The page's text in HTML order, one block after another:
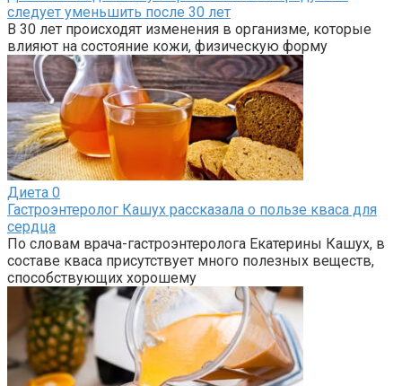
следует уменьшить после 30 лет
В 30 лет происходят изменения в организме, которые
влияют на состояние кожи, физическую форму
Диета 0
Гастроэнтеролог Кашух рассказала о пользе кваса для
сердца
По словам врача-гастроэнтеролога Екатерины Кашух, в
составе кваса присутствует много полезных веществ,
способствующих хорошему